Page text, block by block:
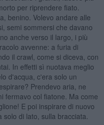
per riprendere fiato.
benino. Volevo andare alle
semi sommersi che davano
anche verso il largo, i più
avvenne: a furia di
il crawl, come si diceva, con
In effetti sì nuotava meglio
d'acqua, c'era solo un
Prendevo aria, ne
fermavo col fiatone. Ma come
E poi inspirare di nuovo
di lato, sulla bracciata.